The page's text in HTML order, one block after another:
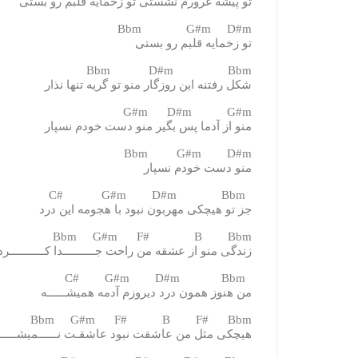
Bbm G#m D#m
تو زخمایه قلبم رو بستی
Bbm D#m Bbm
شکل رفتنه این روزگار منو تو گریه تنها نذار
G#m D#m G#m
منو از آدما پس بگیر منو دست خودم نسپار
Bbm G#m D#m
منو دست خودم نسپار
جز تو هیچکی مهربون نبود با هجومه این درد
Bbm G#m F# B Bbm
زندگی منو از عشقه من راحت جــــــــــدا
من هنوز همون درد دیروزم آدمه همیشــــــه
Bbm G#m F# B F# Bbm
هیچکی مثل من عاشقت نبود عاشقـت